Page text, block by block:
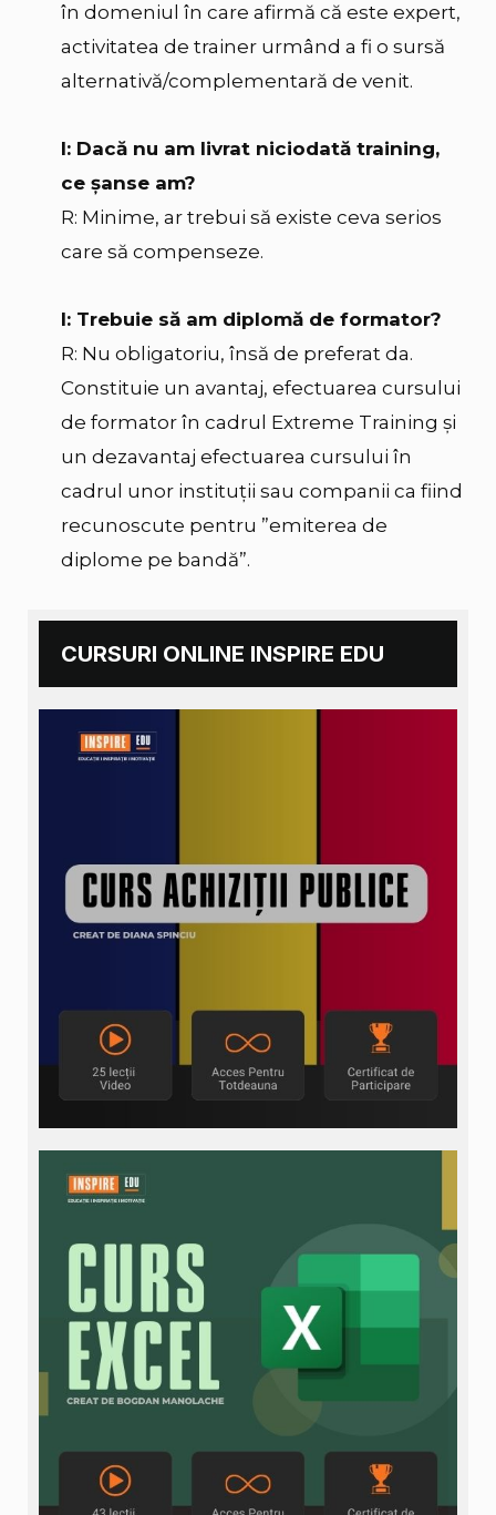
în domeniul în care afirmă că este expert,
activitatea de trainer urmând a fi o sursă
alternativă/complementară de venit.
I: Dacă nu am livrat niciodată training,
ce şanse am?
R: Minime, ar trebui să existe ceva serios
care să compenseze.
I: Trebuie să am diplomă de formator?
R: Nu obligatoriu, însă de preferat da.
Constituie un avantaj, efectuarea cursului
de formator în cadrul Extreme Training şi
un dezavantaj efectuarea cursului în
cadrul unor instituţii sau companii ca fiind
recunoscute pentru ”emiterea de
diplome pe bandă”.
CURSURI ONLINE INSPIRE EDU